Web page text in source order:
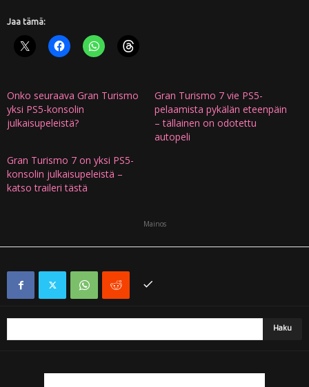
Jaa tämä:
Onko seuraava Gran Turismo
yksi PS5-konsolin
julkaisupeleistä?
Gran Turismo 7 vie PS5-
pelaamista pykälän eteenpäin
– tällainen on odotettu
autopeli
Gran Turismo 7 on yksi PS5-
konsolin julkaisupeleistä –
katso traileri tästä
Mainos